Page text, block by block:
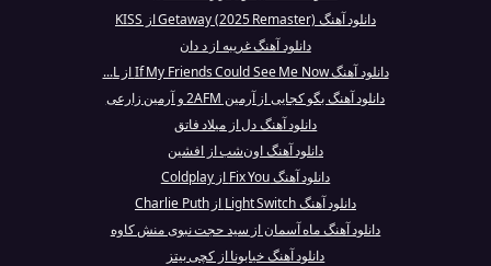
دانلود آهنگ Getaway (2025 Remaster) از KISS
دانلود آهنگ غریبه از د دان
دانلود آهنگ If My Friends Could See Me Now از L...
دانلود آهنگ بگو کجایی از آرمین 2AFM و آرمین زارعی
دانلود آهنگ دل از میلاد فاتق
دانلود آهنگ اون‌شب از افشین
دانلود آهنگ Fix You از Coldplay
دانلود آهنگ Light Switch از Charlie Puth
دانلود آهنگ ماه آسمان از سید حجت نبوی منش کاوه
دانلود آهنگ خیابونا از کچی بیتز